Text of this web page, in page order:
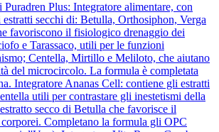
Plus: Integratore alimentare, con
estratti secchi di: Betulla, Orthosiphon, Verga
favoriscono il fisiologico drenaggio dei
e Tarassaco, utili per le funzioni
Centella, Mirtillo e Meliloto, che aiutano
del microcircolo. La formula è completata
Integratore Ananas Cell: contiene gli estratti
utili per contrastare gli inestetismi della
secco di Betulla che favorisce il
Completano la formula gli OPC